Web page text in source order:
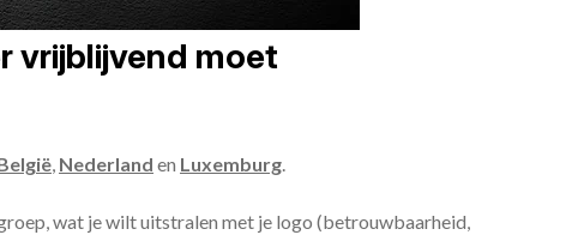
vrijblijvend moet
, Nederland en Luxemburg.
wat je wilt uitstralen met je logo (betrouwbaarheid,